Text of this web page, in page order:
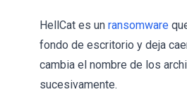
HellCat es un ransomware
fondo de escritorio y deja
cambia el nombre de los
sucesivamente.